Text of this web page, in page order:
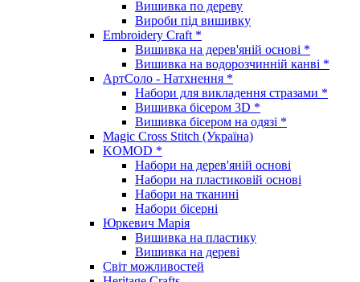
Вишивка по дереву
Вироби під вишивку
Embroidery Craft *
Вишивка на дерев'яній основі *
Вишивка на водорозчинній канві *
АртСоло - Натхнення *
Набори для викладення стразами *
Вишивка бісером 3D *
Вишивка бісером на одязі *
Magic Cross Stitch (Україна)
KOMOD *
Набори на дерев'яній основі
Набори на пластиковій основі
Набори на тканині
Набори бісерні
Юркевич Марія
Вишивка на пластику
Вишивка на дереві
Світ можливостей